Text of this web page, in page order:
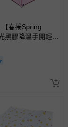
春捲Spring
黑膠降溫手開輕細